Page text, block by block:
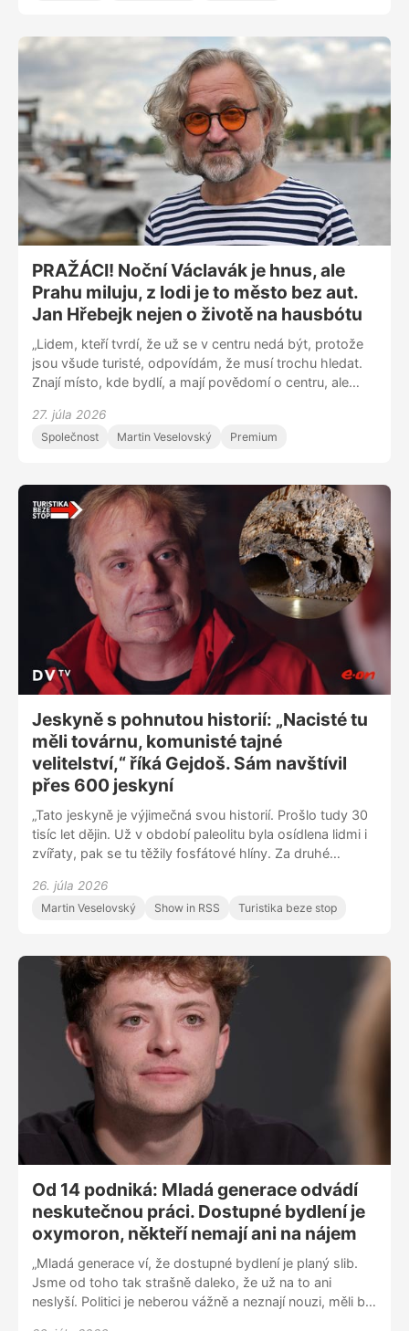
na školách. „Všichni dospělí, kteří se pohybujeme okolo
dětí, bychom měli nejdříve začít u sebe. Často vidím
maminky, co jsou neustále na telefonu, při krmení, při
jakékoliv denní aktivitě. Potom se diví, že dítě není
schopné třeba dojít na nočník bez toho, aniž by vidělo
prasátko Pepu,“ dodává.
PRAŽÁCI! Noční Václavák je hnus, ale
Prahu miluju, z lodi je to město bez aut.
Jan Hřebejk nejen o životě na hausbótu
„Lidem, kteří tvrdí, že už se v centru nedá být, protože
jsou všude turisté, odpovídám, že musí trochu hledat.
Znají místo, kde bydlí, a mají povědomí o centru, ale
pokračování série DVTV Pražáci! Čas tráví mimo jiné na
hausbótu u Císařské louky. „Věřím, že břehy Vltavy ožijí i
její zapouzdřenosti, daly by se tu stavět odvážnější
věci,” dodává rodák z Řeporyjí.
27. júla 2026
Společnost Martin Veselovský Premium
Jeskyně s pohnutou historií: „Nacisté tu
měli továrnu, komunisté tajné
velitelství,“ říká Gejdoš. Sám navštívil
přes 600 jeskyní
„Tato jeskyně je výjimečná svou historií. Prošlo tudy 30
tisíc let dějin. Už v období paleolitu byla osídlena lidmi i
zvířaty, pak se tu těžily fosfátové hlíny. Za druhé
tu 1 200 totálně nasazených lidí, za studené války zase
komunisté vybudovali tajné velitelství,“ říká Pavel
kras, konkrétně jeskyni Výpustek. Jeden prohlídkový
okruh je bezbariérový, vhodný pro lidi na vozíku i pro
rodiče s kočárky. Sám Pavel Gejdoš navštívil přes 600
jeskyní v Evropě. „Jeskyní, které mají v sobě takovouto
historii, mnoho není. Nemá to obdoby,“ dodává. Seriál
Turistika beze stop připravujeme ve spolupráci se
společností E.ON, která podporuje udržitelné chování v
přírodě.
26. júla 2026
Martin Veselovský Show in RSS Turistika beze stop
Od 14 podniká: Mladá generace odvádí
neskutečnou práci. Dostupné bydlení je
oxymoron, někteří nemají ani na nájem
„Mladá generace ví, že dostupné bydlení je planý slib.
Jsme od toho tak strašně daleko, že už na to ani
neslyší. Politici je neberou vážně a neznají nouzi, měli by